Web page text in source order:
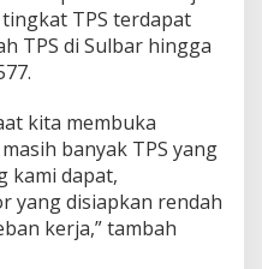
TPS terdapat
TPS di Sulbar hingga
kita membuka
banyak TPS yang
kami dapat,
yang disiapkan rendah
kerja,” tambah